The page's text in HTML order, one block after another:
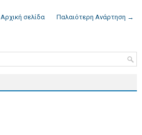
Παλαιότερη Ανάρτηση →
Αρχική σελίδα